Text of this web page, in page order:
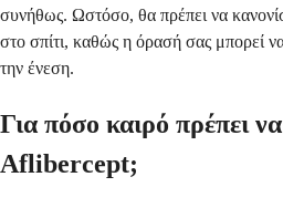
συνήθως. Ωστόσο, θα πρέπει να
στο σπίτι, καθώς η όρασή σας μπορεί
την ένεση.
Για πόσο καιρό πρέπει
Aflibercept;